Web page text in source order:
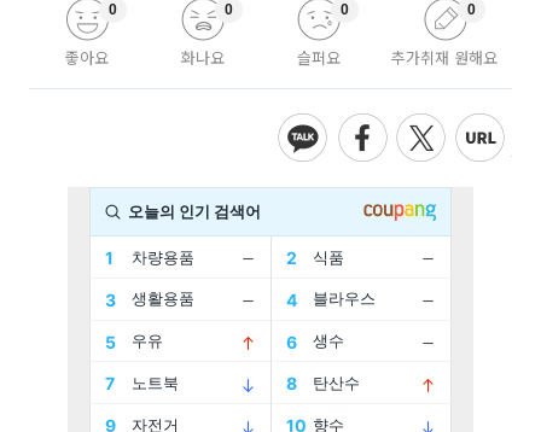
좋아요
0
화나요
0
슬퍼요
0
추가취재 원해요
0